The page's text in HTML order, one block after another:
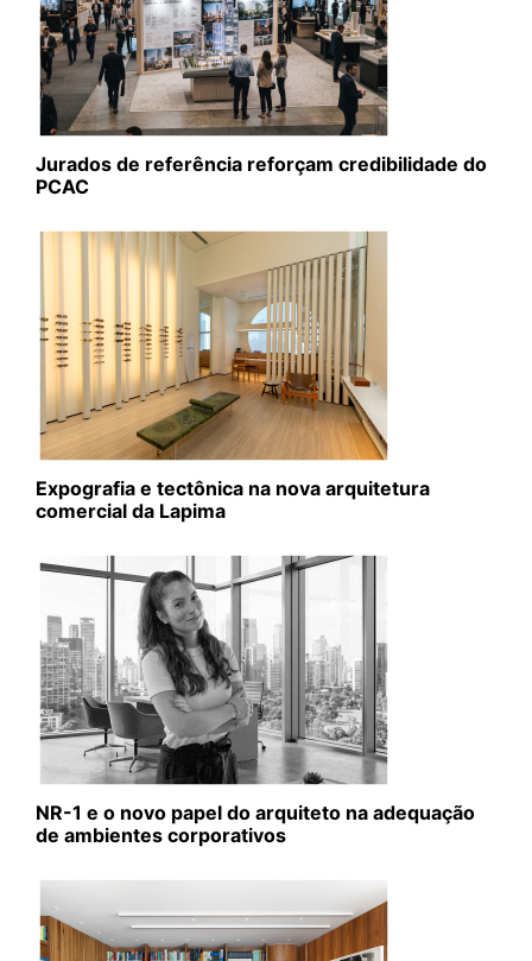
Jurados de referência reforçam credibilidade do
PCAC
Expografia e tectônica na nova arquitetura
comercial da Lapima
NR-1 e o novo papel do arquiteto na adequação
de ambientes corporativos